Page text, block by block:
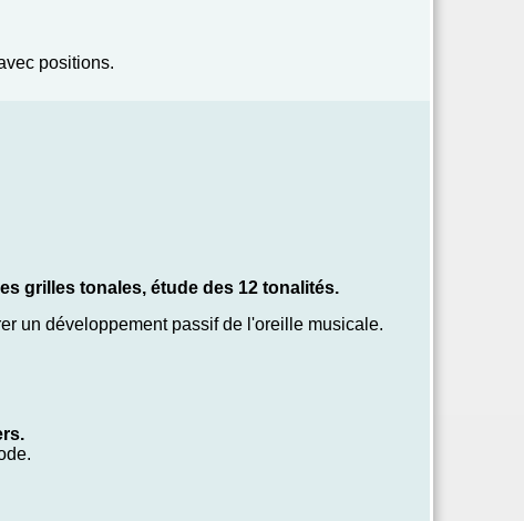
positions.
grilles tonales, étude des 12 tonalités.
un développement passif de l'oreille musicale.